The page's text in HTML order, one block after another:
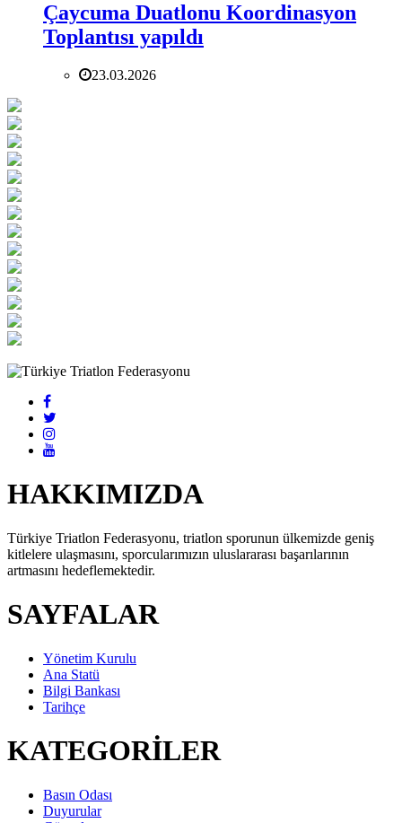
Çaycuma Duatlonu Koordinasyon
Toplantısı yapıldı
23.03.2026
HAKKIMIZDA
Türkiye Triatlon Federasyonu, triatlon sporunun ülkemizde geniş
kitlelere ulaşmasını, sporcularımızın uluslararası başarılarının
artmasını hedeflemektedir.
SAYFALAR
Yönetim Kurulu
Ana Statü
Bilgi Bankası
Tarihçe
KATEGORİLER
Basın Odası
Duyurular